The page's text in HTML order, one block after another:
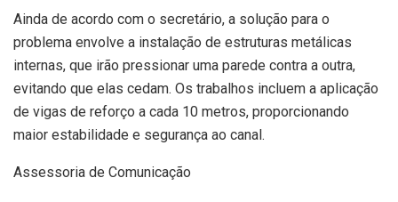
Ainda de acordo com o secretário, a solução para o
problema envolve a instalação de estruturas metálicas
internas, que irão pressionar uma parede contra a outra,
evitando que elas cedam. Os trabalhos incluem a aplicação
de vigas de reforço a cada 10 metros, proporcionando
maior estabilidade e segurança ao canal.
Assessoria de Comunicação